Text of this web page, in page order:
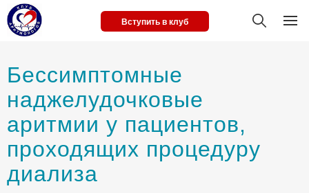
Вступить в клуб
Бессимптомные
наджелудочковые
аритмии у пациентов,
проходящих процедуру
диализа